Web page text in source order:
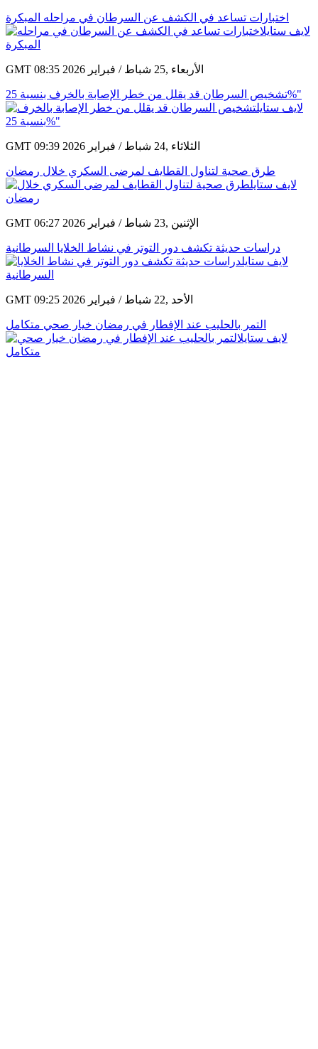
اختبارات تساعد في الكشف عن السرطان في مراحله المبكرة
GMT 08:35 2026 الأربعاء ,25 شباط / فبراير
تشخيص السرطان قد يقلل من خطر الإصابة بالخرف بنسبة 25%"
GMT 09:39 2026 الثلاثاء ,24 شباط / فبراير
طرق صحية لتناول القطايف لمرضى السكري خلال رمضان
GMT 06:27 2026 الإثنين ,23 شباط / فبراير
دراسات حديثة تكشف دور التوتر في نشاط الخلايا السرطانية
GMT 09:25 2026 الأحد ,22 شباط / فبراير
التمر بالحليب عند الإفطار في رمضان خيار صحي متكامل